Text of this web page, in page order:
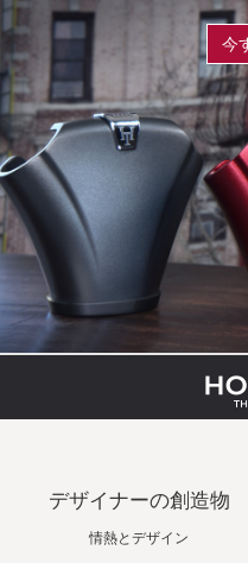
今
デザイナーの創造物
情熱とデザイン